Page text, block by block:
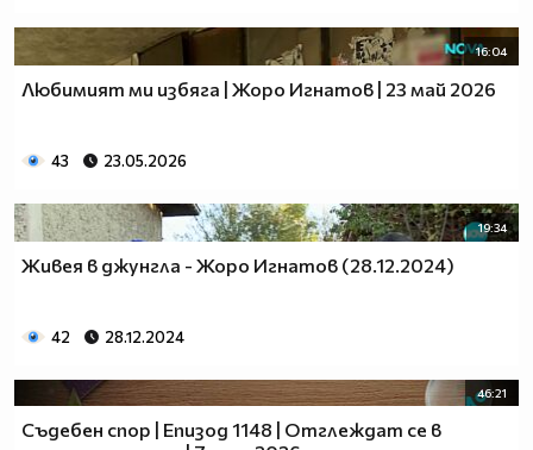
16:04
Любимият ми избяга | Жоро Игнатов | 23 май 2026
43 23.05.2026
19:34
Живея в джунгла - Жоро Игнатов (28.12.2024)
42 28.12.2024
46:21
Съдебен спор | Епизод 1148 | Отглеждат се в